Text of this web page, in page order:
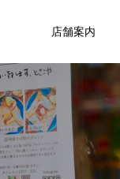
店舗案内